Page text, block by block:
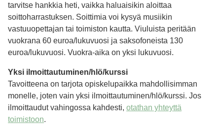
tarvitse hankkia heti, vaikka haluaisikin aloittaa
soittoharrastuksen. Soittimia voi kysyä musiikin
vastuuopettajan tai toimiston kautta. Viuluista peritään
vuokrana 60 euroa/lukuvuosi ja saksofoneista 130
euroa/lukuvuosi. Vuokra-aika on yksi lukuvuosi.
Yksi ilmoittautuminen/hlö/kurssi
Tavoitteena on tarjota opiskelupaikka mahdollisimman
monelle, joten vain yksi ilmoittautuminen/hlö/kurssi. Jos
ilmoittaudut vahingossa kahdesti, otathan yhteyttä
toimistoon.